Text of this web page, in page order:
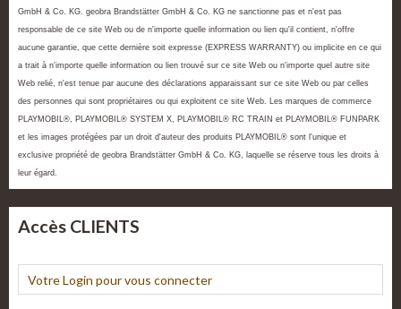
GmbH & Co. KG. geobra Brandstätter GmbH & Co. KG ne sanctionne pas et n'est pas
responsable de ce site Web ou de n'importe quelle information ou lien qu'il contient, n'offre
aucune garantie, que cette dernière soit expresse (EXPRESS WARRANTY) ou implicite en ce qui
a trait à n'importe quelle information ou lien trouvé sur ce site Web ou n'importe quel autre site
Web relié, n'est tenue par aucune des déclarations apparaissant sur ce site Web ou par celles
des personnes qui sont propriétaires ou qui exploitent ce site Web. Les marques de commerce
PLAYMOBIL®, PLAYMOBIL® SYSTEM X, PLAYMOBIL® RC TRAIN et PLAYMOBIL® FUNPARK
et les images protégées par un droit d'auteur des produits PLAYMOBIL® sont l'unique et
exclusive propriété de geobra Brandstätter GmbH & Co. KG, laquelle se réserve tous les droits à
leur égard.
Accès CLIENTS